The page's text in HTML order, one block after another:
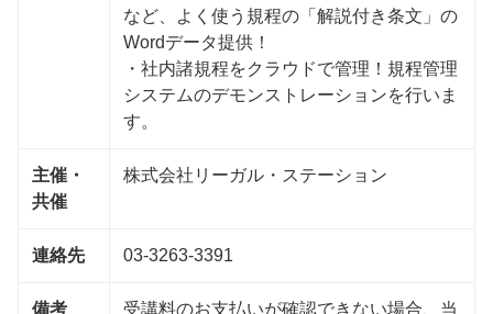
など、よく使う規程の「解説付き条文」の
Wordデータ提供！
・社内諸規程をクラウドで管理！規程管理
システムのデモンストレーションを行いま
す。
主催・
共催
株式会社リーガル・ステーション
連絡先 03-3263-3391
備考
受講料のお支払いが確認できない場合、当